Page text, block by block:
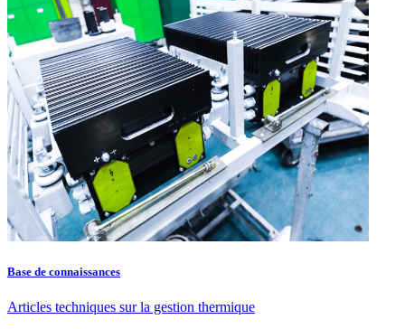
Base de connaissances
Articles techniques sur la gestion thermique